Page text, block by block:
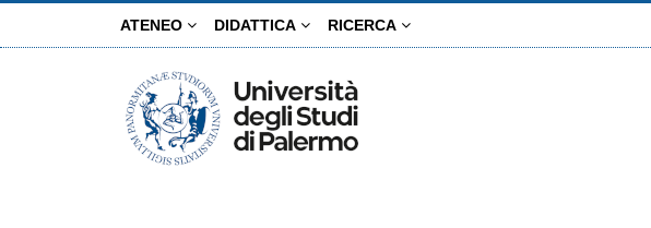
ATENEO DIDATTICA RICERCA